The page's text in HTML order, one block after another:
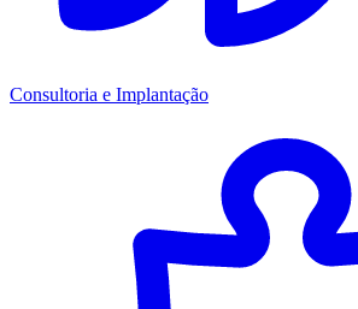
Consultoria e Implantação